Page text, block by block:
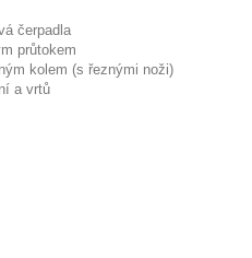
čerpadla
průtokem
kolem (s řeznými noži)
a vrtů